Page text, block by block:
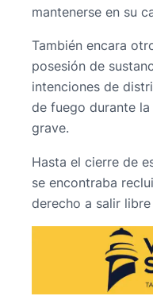
mantenerse en su
También encara
posesión de
intenciones de
de fuego durante
grave.
Hasta el cierre de
se encontraba
derecho a salir